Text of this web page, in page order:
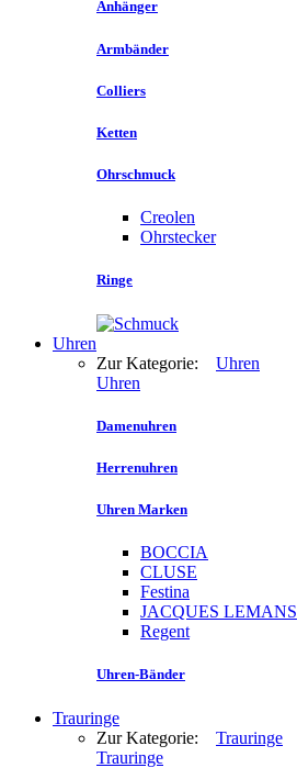
Anhänger
Armbänder
Colliers
Ketten
Ohrschmuck
Creolen
Ohrstecker
Ringe
Uhren
Zur Kategorie: Uhren
Uhren
Damenuhren
Herrenuhren
Uhren Marken
BOCCIA
CLUSE
Festina
JACQUES LEMANS
Regent
Uhren-Bänder
Trauringe
Zur Kategorie: Trauringe
Trauringe